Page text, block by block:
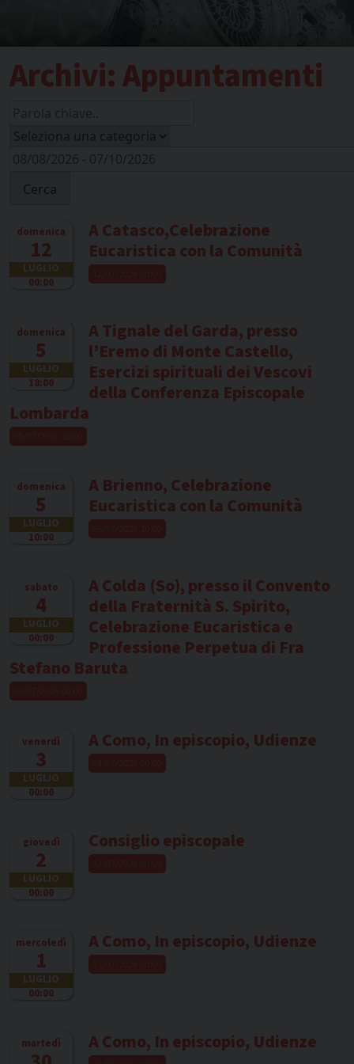
Archivi:Appuntamenti
Cerca
domenica
12
LUGLIO
00:00
A Catasco,Celebrazione
Eucaristica con la Comunità
domenica
5
LUGLIO
18:00
A Tignale del Garda, presso
l’Eremo di Monte Castello,
Esercizi spirituali dei Vescovi
della Conferenza Episcopale
Lombarda
domenica
5
LUGLIO
10:00
A Brienno, Celebrazione
Eucaristica con la Comunità
sabato
4
LUGLIO
00:00
A Colda (So), presso il Convento
della Fraternità S. Spirito,
Celebrazione Eucaristica e
Professione Perpetua di Fra
Stefano Baruta
venerdì
3
LUGLIO
00:00
A Como, In episcopio, Udienze
giovedì
2
LUGLIO
00:00
Consiglio episcopale
mercoledì
1
LUGLIO
00:00
A Como, In episcopio, Udienze
martedì A Como, In episcopio, Udienze